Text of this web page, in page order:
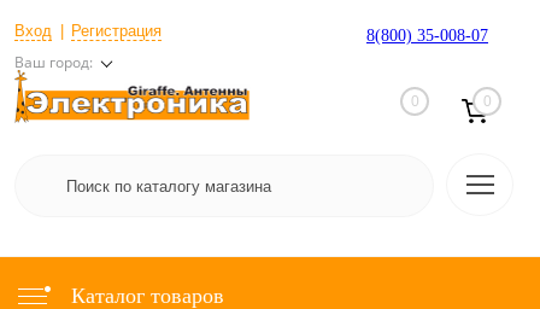
Вход Регистрация
Ваш город:
8(800) 35-008-07
0 0
Каталог товаров